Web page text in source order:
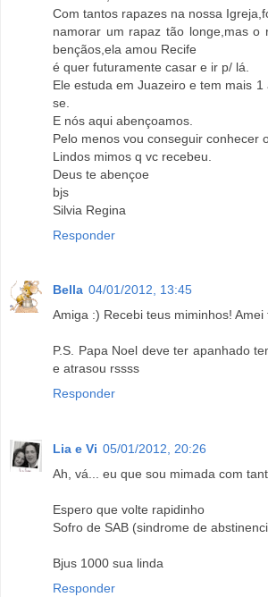
Com tantos rapazes na nossa
namorar um rapaz tão longe,mas o
bençãos,ela amou Recife
é quer futuramente casar e ir p/ lá.
Ele estuda em Juazeiro e tem mais
se.
E nós aqui abençoamos.
Pelo menos vou conseguir conhecer
Lindos mimos q vc recebeu.
Deus te abençoe
bjs
Silvia Regina
Responder
Bella 04/01/2012, 13:45
Amiga :) Recebi teus miminhos! Amei
P.S. Papa Noel deve ter apanhado
e atrasou rssss
Responder
Lia e Vi 05/01/2012, 20:26
Ah, vá... eu que sou mimada com
Espero que volte rapidinho
Sofro de SAB (sindrome de
Bjus 1000 sua linda
Responder